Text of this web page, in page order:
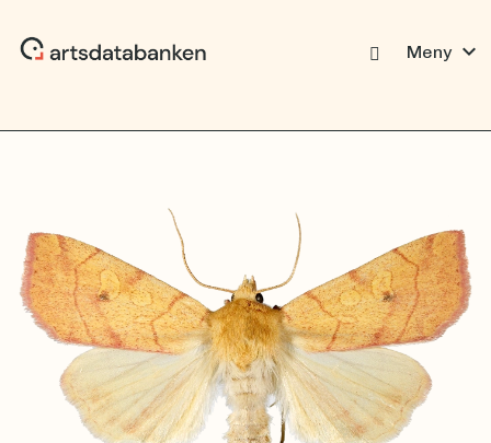
Meny expand_more